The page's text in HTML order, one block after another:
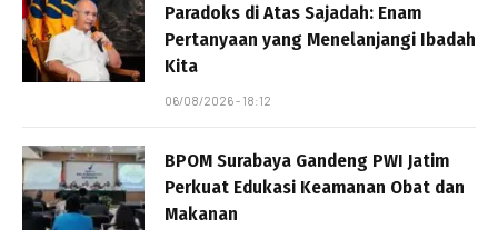
Paradoks di Atas Sajadah: Enam
Pertanyaan yang Menelanjangi Ibadah
Kita
06/08/2026 - 18:12
BPOM Surabaya Gandeng PWI Jatim
Perkuat Edukasi Keamanan Obat dan
Makanan